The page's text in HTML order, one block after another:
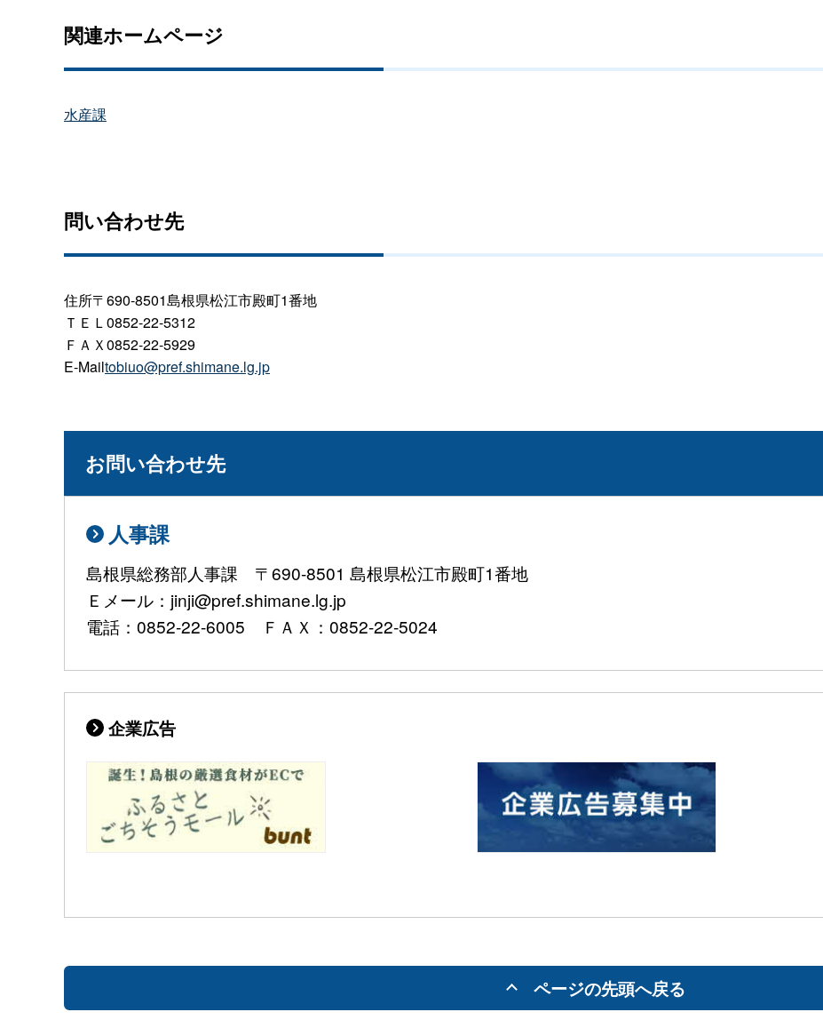
関連ホームページ
水産課
問い合わせ先
住所〒690-8501島根県松江市殿町1番地
ＴＥＬ0852-22-5312
ＦＡＸ0852-22-5929
E-Mailtobiuo@pref.shimane.lg.jp
お問い合わせ先
人事課
島根県総務部人事課 〒690-8501 島根県松江市殿町1番地
Ｅメール：jinji@pref.shimane.lg.jp
電話：0852-22-6005 ＦＡＸ：0852-22-5024
企業広告
ページの先頭へ戻る